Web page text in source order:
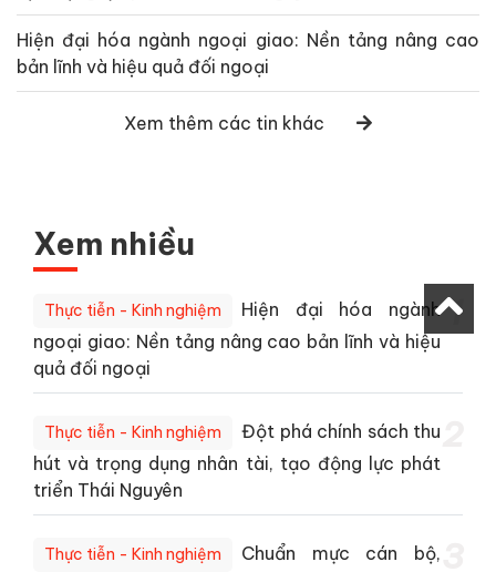
Hiện đại hóa ngành ngoại giao: Nền tảng nâng cao
bản lĩnh và hiệu quả đối ngoại
Xem thêm các tin khác
Xem nhiều
Thực tiễn - Kinh nghiệm
Hiện đại hóa ngành
ngoại giao: Nền tảng nâng cao bản lĩnh và hiệu
quả đối ngoại
1
Thực tiễn - Kinh nghiệm
Đột phá chính sách thu
hút và trọng dụng nhân tài, tạo động lực phát
triển Thái Nguyên
Thực tiễn - Kinh nghiệm
Chuẩn mực cán bộ,